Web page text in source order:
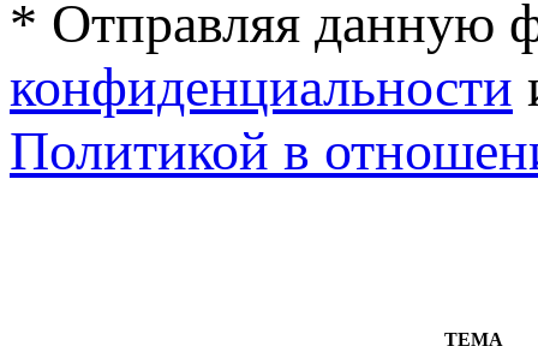
* Отправляя данную
конфиденциальности
Политикой в
ТЕМА